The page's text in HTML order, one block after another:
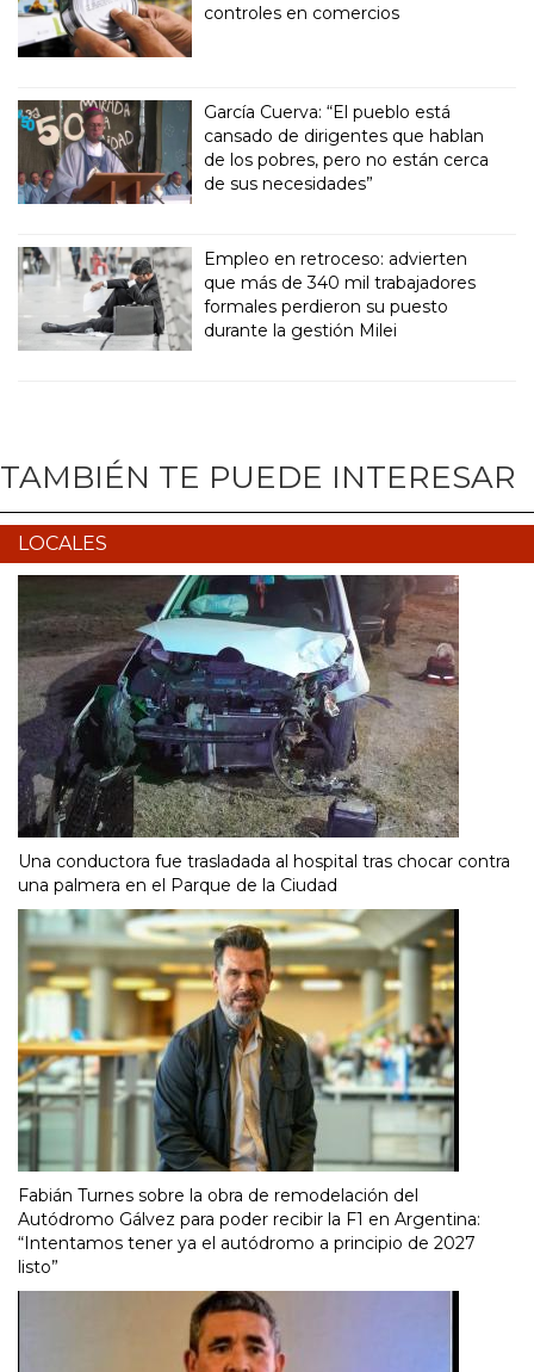
controles en comercios
García Cuerva: “El pueblo está
cansado de dirigentes que hablan
de los pobres, pero no están cerca
de sus necesidades”
Empleo en retroceso: advierten
que más de 340 mil trabajadores
formales perdieron su puesto
durante la gestión Milei
TAMBIÉN TE PUEDE INTERESAR
LOCALES
Una conductora fue trasladada al hospital tras chocar contra
una palmera en el Parque de la Ciudad
Fabián Turnes sobre la obra de remodelación del
Autódromo Gálvez para poder recibir la F1 en Argentina:
“Intentamos tener ya el autódromo a principio de 2027
listo”